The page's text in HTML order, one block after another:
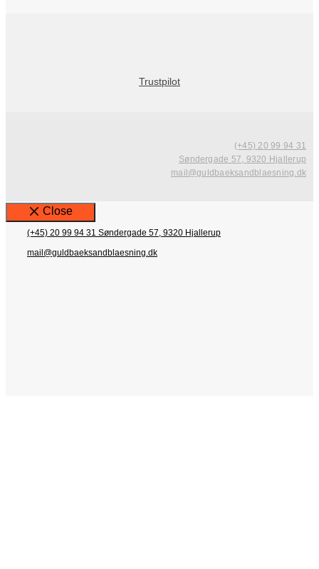
Trustpilot
(+45) 20 99 94 31
Søndergade 57, 9320 Hjallerup
mail@guldbaeksandblaesning.dk
Close
(+45) 20 99 94 31 Søndergade 57, 9320 Hjallerup
mail@guldbaeksandblaesning.dk